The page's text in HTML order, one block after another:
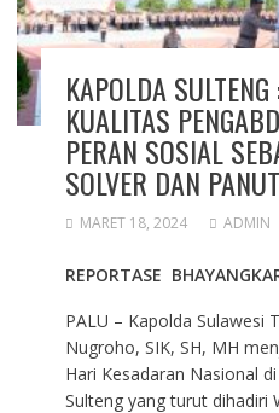
KAPOLDA
KUALITAS
PERAN SOSIAL
SOLVER DAN
MARET 18, 2024 ADMIN
REPORTASE
PALU – Kapolda Sulawesi
Nugroho, SIK, SH, MH
Hari Kesadaran Nasional
Sulteng yang turut dihadiri